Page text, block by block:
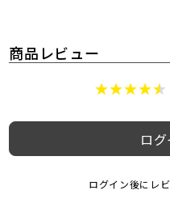
商品レビュー
ロ
ログイン後にレ